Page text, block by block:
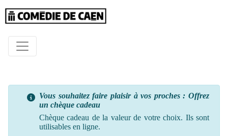
Vous souhaitez faire plaisir à vos proches : Offrez
un chèque cadeau
Chèque cadeau de la valeur de votre choix. Ils sont
utilisables en ligne.